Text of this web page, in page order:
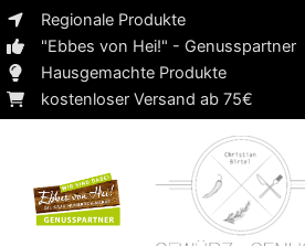
Zum
Inhalt
springen
Regionale Produkte
"Ebbes von Hei!" - Genusspartner
Hausgemachte Produkte
kostenloser Versand ab 75€